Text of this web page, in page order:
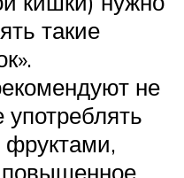
такие
не